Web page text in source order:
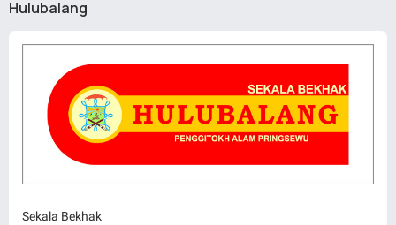
Hulubalang
Sekala Bekhak